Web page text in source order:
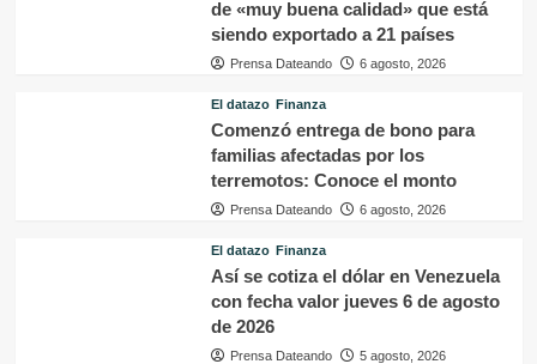
de «muy buena calidad» que está
siendo exportado a 21 países
Prensa Dateando 6 agosto, 2026
El datazo Finanza
Comenzó entrega de bono para
familias afectadas por los
terremotos: Conoce el monto
Prensa Dateando 6 agosto, 2026
El datazo Finanza
Así se cotiza el dólar en Venezuela
con fecha valor jueves 6 de agosto
de 2026
Prensa Dateando 5 agosto, 2026